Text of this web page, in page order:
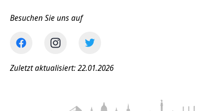
Besuchen Sie uns auf
Zuletzt aktualisiert: 22.01.2026